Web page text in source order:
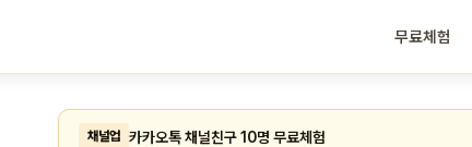
무료체험
채널업 카카오톡 채널친구 10명 무료체험